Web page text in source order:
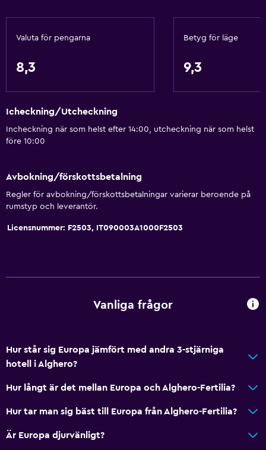
Valuta för pengarna
8,3
Betyg för läge
9,3
Icheckning/Utcheckning
Incheckning när som helst efter 14:00, utcheckning när som helst
före 10:00
Avbokning/förskottsbetalning
Regler för avbokning/förskottsbetalningar varierar beroende på
rumstyp och leverantör.
Licensnummer: F2503, IT090003A1000F2503
Vanliga frågor
Hur står sig Europa jämfört med andra 3-stjärniga
hotell i Alghero?
Hur långt är det mellan Europa och Alghero-Fertilia?
Hur tar man sig bäst till Europa från Alghero-Fertilia?
Är Europa djurvänligt?